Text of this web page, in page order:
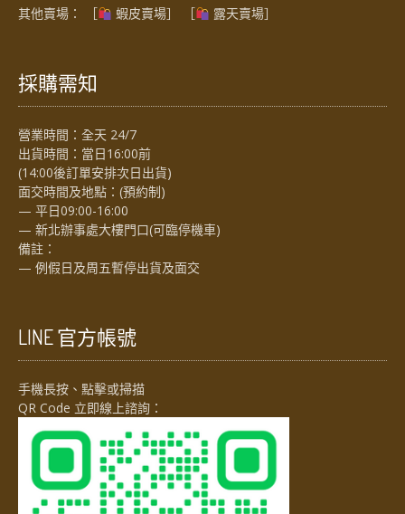
其他賣場： ［ 蝦皮賣場］ ［ 露天賣場］
採購需知
營業時間：全天 24/7
出貨時間：當日16:00前
(14:00後訂單安排次日出貨)
面交時間及地點：(預約制)
— 平日09:00-16:00
— 新北辦事處大樓門口(可臨停機車)
備註：
— 例假日及周五暫停出貨及面交
LINE 官方帳號
手機長按、點擊或掃描
QR Code 立即線上諮詢：